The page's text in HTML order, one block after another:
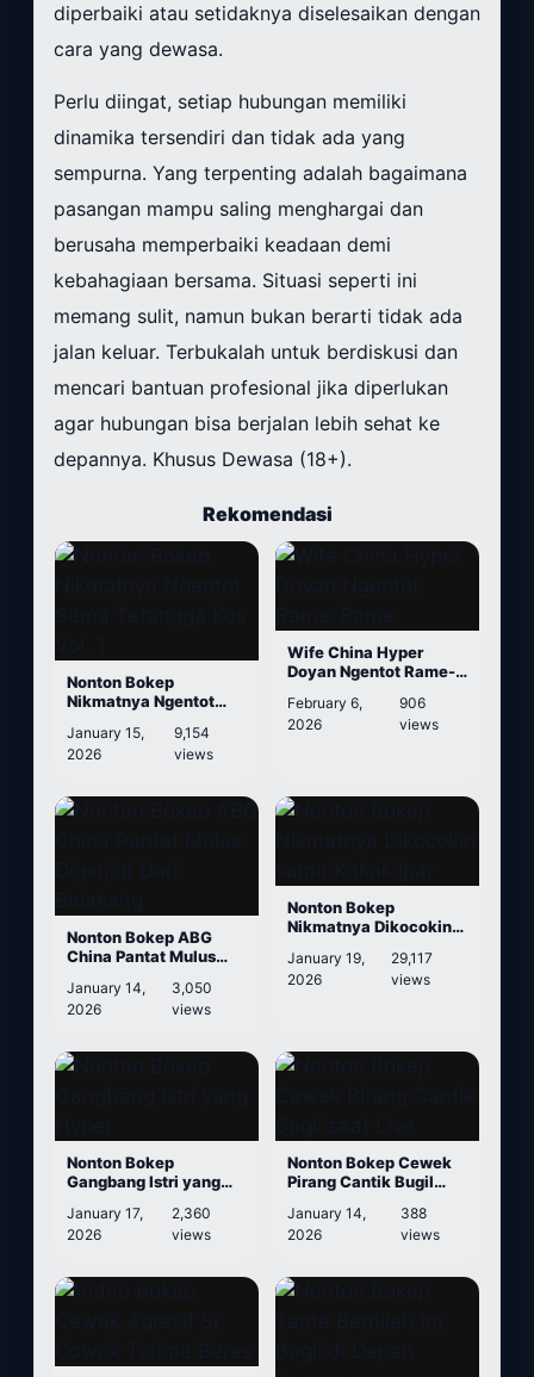
diperbaiki atau setidaknya diselesaikan dengan
cara yang dewasa.
Perlu diingat, setiap hubungan memiliki
dinamika tersendiri dan tidak ada yang
sempurna. Yang terpenting adalah bagaimana
pasangan mampu saling menghargai dan
berusaha memperbaiki keadaan demi
kebahagiaan bersama. Situasi seperti ini
memang sulit, namun bukan berarti tidak ada
jalan keluar. Terbukalah untuk berdiskusi dan
mencari bantuan profesional jika diperlukan
agar hubungan bisa berjalan lebih sehat ke
depannya. Khusus Dewasa (18+).
Rekomendasi
Nonton Bokep
Nikmatnya Ngentot
Vol. 1
January 15,
2026
9,154
views
Wife China Hyper
Doyan Ngentot Rame-
February 6,
2026
906
views
Nonton Bokep ABG
China Pantat Mulus
January 14,
2026
3,050
views
Nonton Bokep
Nikmatnya Dikocokin
January 19,
2026
29,117
views
Nonton Bokep
Gangbang Istri yang
January 17,
2026
2,360
views
Nonton Bokep Cewek
Pirang Cantik Bugil
January 14,
2026
388
views